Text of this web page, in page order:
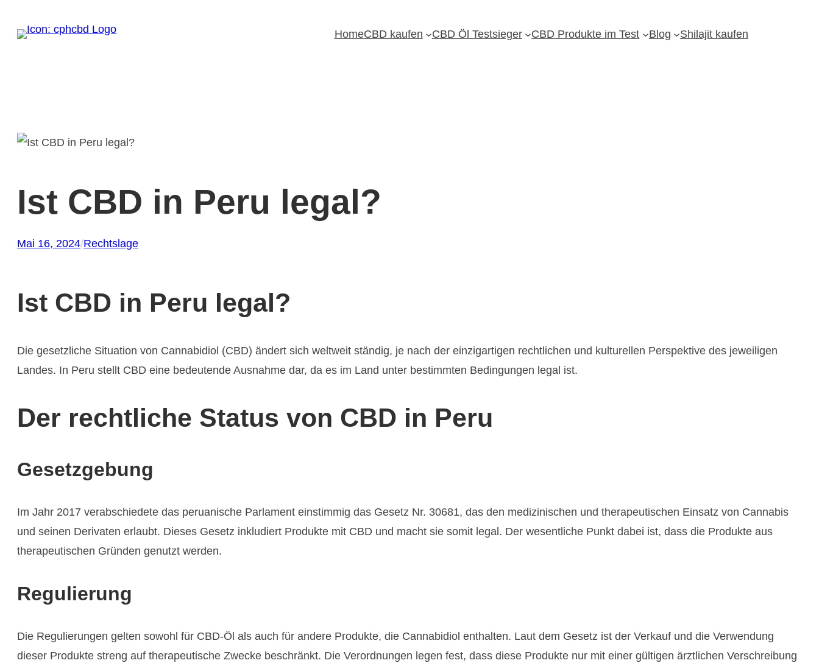
Inhalt
HomeCBD kaufen CBD Öl Testsieger CBD Produkte im Test Blog Shilajit kaufen
Ist CBD in Peru legal?
Mai 16, 2024/Rechtslage
Ist CBD in Peru legal?
Die gesetzliche Situation von Cannabidiol (CBD) ändert sich weltweit ständig, je nach der einzigartigen rechtlichen und kulturellen Perspektive des jeweiligen
Landes. In Peru stellt CBD eine bedeutende Ausnahme dar, da es im Land unter bestimmten Bedingungen legal ist.
Der rechtliche Status von CBD in Peru
Gesetzgebung
Im Jahr 2017 verabschiedete das peruanische Parlament einstimmig das Gesetz Nr. 30681, das den medizinischen und therapeutischen Einsatz von Cannabis
und seinen Derivaten erlaubt. Dieses Gesetz inkludiert Produkte mit CBD und macht sie somit legal. Der wesentliche Punkt dabei ist, dass die Produkte aus
therapeutischen Gründen genutzt werden.
Regulierung
Die Regulierungen gelten sowohl für CBD-Öl als auch für andere Produkte, die Cannabidiol enthalten. Laut dem Gesetz ist der Verkauf und die Verwendung
dieser Produkte streng auf therapeutische Zwecke beschränkt. Die Verordnungen legen fest, dass diese Produkte nur mit einer gültigen ärztlichen Verschreibung